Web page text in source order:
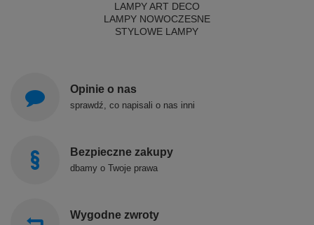
LAMPY ART DECO
LAMPY NOWOCZESNE
STYLOWE LAMPY
Opinie o nas
sprawdź, co napisali o nas inni
Bezpieczne zakupy
dbamy o Twoje prawa
Wygodne zwroty